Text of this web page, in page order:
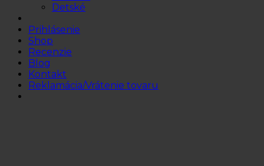
Detské
Prihlásenie
Shop
Recenzie
Blog
Kontakt
Reklamácia/Vrátenie tovaru